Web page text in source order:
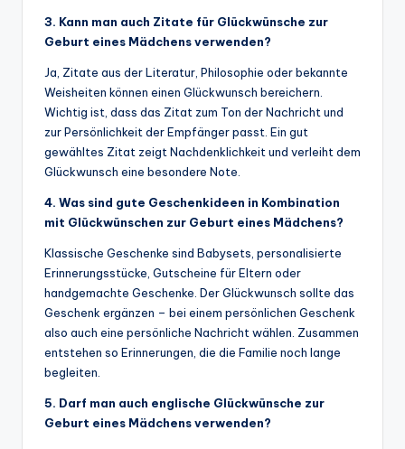
3. Kann man auch Zitate für Glückwünsche zur
Geburt eines Mädchens verwenden?
Ja, Zitate aus der Literatur, Philosophie oder bekannte
Weisheiten können einen Glückwunsch bereichern.
Wichtig ist, dass das Zitat zum Ton der Nachricht und
zur Persönlichkeit der Empfänger passt. Ein gut
gewähltes Zitat zeigt Nachdenklichkeit und verleiht dem
Glückwunsch eine besondere Note.
4. Was sind gute Geschenkideen in Kombination
mit Glückwünschen zur Geburt eines Mädchens?
Klassische Geschenke sind Babysets, personalisierte
Erinnerungsstücke, Gutscheine für Eltern oder
handgemachte Geschenke. Der Glückwunsch sollte das
Geschenk ergänzen – bei einem persönlichen Geschenk
also auch eine persönliche Nachricht wählen. Zusammen
entstehen so Erinnerungen, die die Familie noch lange
begleiten.
5. Darf man auch englische Glückwünsche zur
Geburt eines Mädchens verwenden?